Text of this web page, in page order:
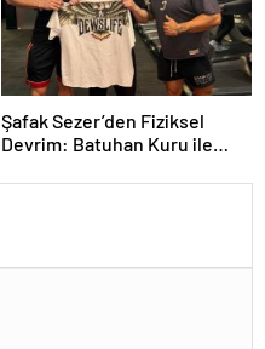
Şafak Sezer’den Fiziksel
Devrim: Batuhan Kuru ile